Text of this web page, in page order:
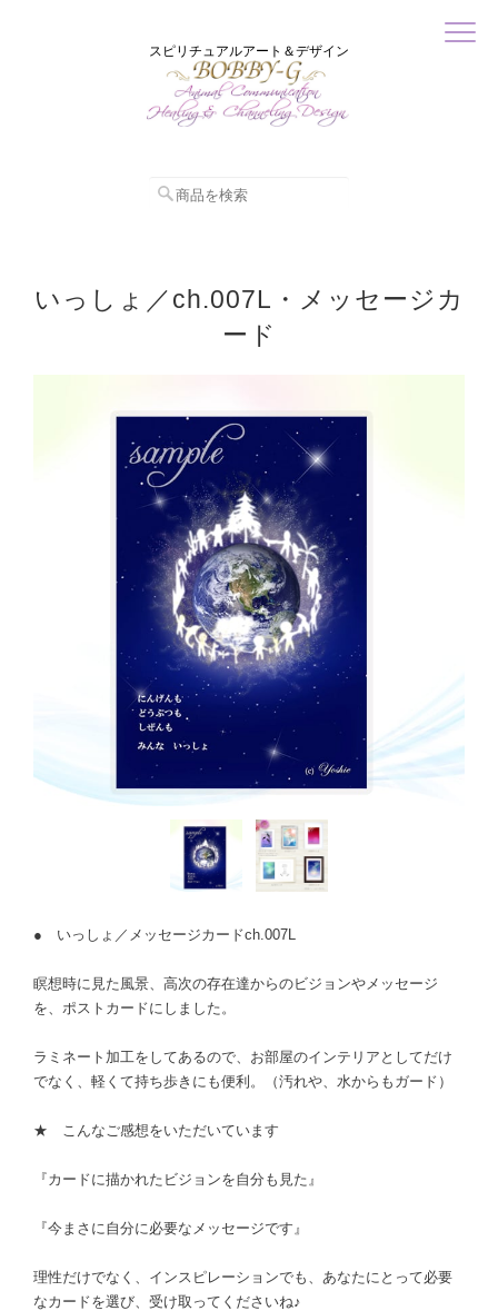
スピリチュアルアート＆デザイン
いっしょ／ch.007L・メッセージカ
ード
● いっしょ／メッセージカードch.007L
瞑想時に見た風景、高次の存在達からのビジョンやメッセージ
を、ポストカードにしました。
ラミネート加工をしてあるので、お部屋のインテリアとしてだけ
でなく、軽くて持ち歩きにも便利。（汚れや、水からもガード）
★ こんなご感想をいただいています
『カードに描かれたビジョンを自分も見た』
『今まさに自分に必要なメッセージです』
理性だけでなく、インスピレーションでも、あなたにとって必要
なカードを選び、受け取ってくださいね♪